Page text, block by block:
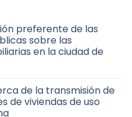
preferente de las
sobre las
en la ciudad de
de la transmisión de
de viviendas de uso